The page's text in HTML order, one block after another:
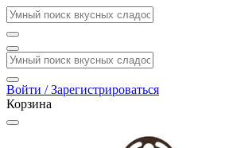
Войти / Зарегистрироваться
Корзина